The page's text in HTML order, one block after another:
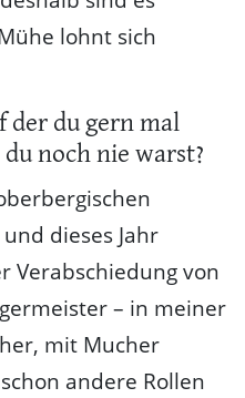
lohnt sich
der du gern mal
noch nie warst?
dieses Jahr
Verabschiedung von
– in meiner
mit Mucher
andere Rollen